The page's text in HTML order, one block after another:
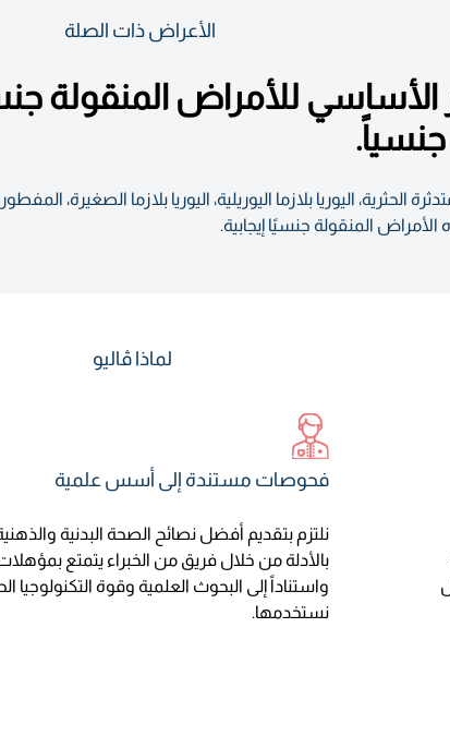
الأعراض ذات الصلة
الحثرية، اليوريا بلازما اليوريلية، اليوريا بلازما الصغيرة،
المنقولة جنسيًا إيجابية.
لماذا ڤاليو
فحوصات مستندة إلى أسس علمية
نلتزم بتقديم أفضل نصائح الصحة البدنية
بالأدلة من خلال فريق من الخبراء يتمتع
واستناداً إلى البحوث العلمية وقوة التكنولوجيا
نستخدمها.